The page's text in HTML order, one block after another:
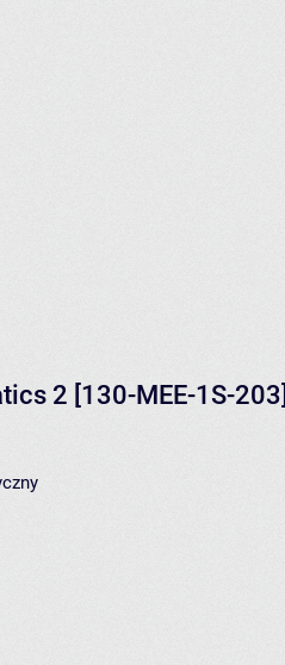
2 [130-MEE-1S-203]